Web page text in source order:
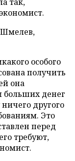
Шмелев,
особого
получить
она
больших денег
другого
Это
перед
требуют,